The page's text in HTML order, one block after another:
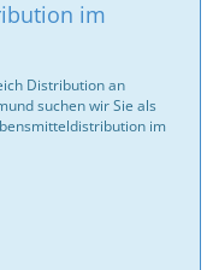
im
Distribution an
suchen wir Sie als
im